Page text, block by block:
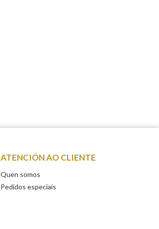
ATENCIÓN AO CLIENTE
Quen somos
Pedidos especiais